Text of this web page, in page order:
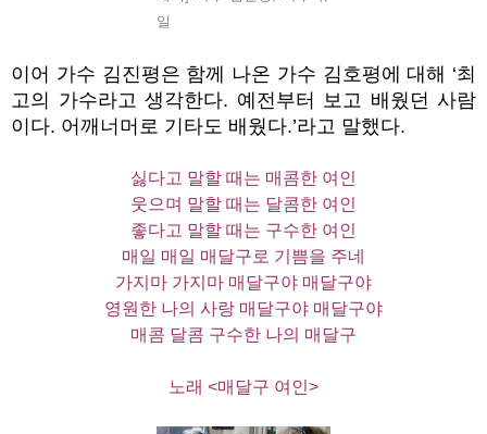
일
이어 가수 김진평은 함께 나온 가수 김호평에 대해 ‘최
고의 가수라고 생각한다. 예전부터 보고 배웠던 사람
이다. 어깨너머로 기타도 배웠다.’라고 말했다.
싫다고 말할 때는 매콤한 여인
웃으며 말할 때는 달콤한 여인
좋다고 말할 때는 구수한 여인
매일 매일 매달구로 기쁨을 주네
가지마 가지마 매달구야 매달구야
영원한 나의 사랑 매달구야 매달구야
매콤 달콤 구수한 나의 매달구
노래 <매달구 여인>